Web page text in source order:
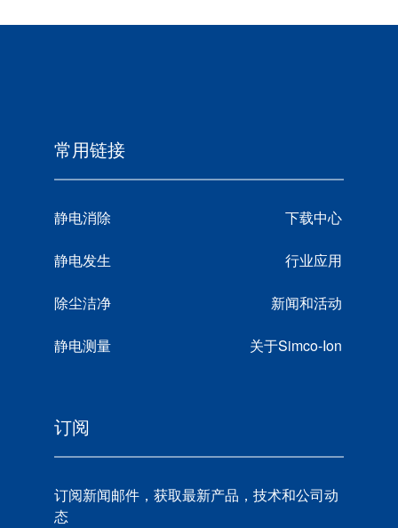
常用链接
静电消除 下载中心
静电发生 行业应用
除尘洁净 新闻和活动
静电测量 关于Simco-Ion
订阅
订阅新闻邮件，获取最新产品，技术和公司动
态